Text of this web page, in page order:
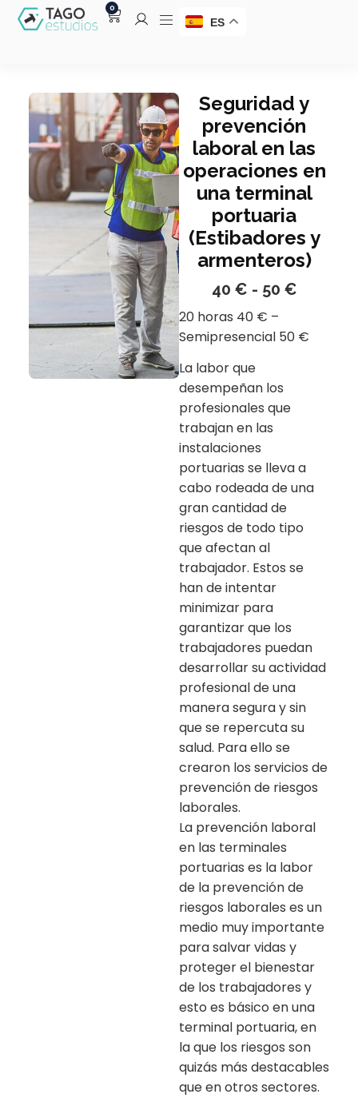
0
ES
Seguridad y
prevención
laboral en las
operaciones en
una terminal
portuaria
(Estibadores y
armenteros)
40 € - 50 €
20 horas 40 € –
Semipresencial 50 €
La labor que
desempeñan los
profesionales que
trabajan en las
instalaciones
portuarias se lleva a
cabo rodeada de una
gran cantidad de
riesgos de todo tipo
que afectan al
trabajador. Estos se
han de intentar
minimizar para
garantizar que los
trabajadores puedan
desarrollar su actividad
profesional de una
manera segura y sin
que se repercuta su
salud. Para ello se
crearon los servicios de
prevención de riesgos
laborales.
La prevención laboral
en las terminales
portuarias es la labor
de la prevención de
riesgos laborales es un
medio muy importante
para salvar vidas y
proteger el bienestar
de los trabajadores y
esto es básico en una
terminal portuaria, en
la que los riesgos son
quizás más destacables
que en otros sectores.